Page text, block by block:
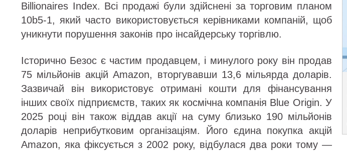
Billionaires Index. Всі продажі були здійснені за торговим планом
10b5-1, який часто використовується керівниками компаній, щоб
уникнути порушення законів про інсайдерську торгівлю.
Історично Безос є частим продавцем, і минулого року він продав
75 мільйонів акцій Amazon, вторгувавши 13,6 мільярда доларів.
Зазвичай він використовує отримані кошти для фінансування
інших своїх підприємств, таких як космічна компанія Blue Origin. У
2025 році він також віддав акції на суму близько 190 мільйонів
доларів неприбутковим організаціям. Його єдина покупка акцій
Amazon, яка фіксується з 2002 року, відбулася два роки тому —